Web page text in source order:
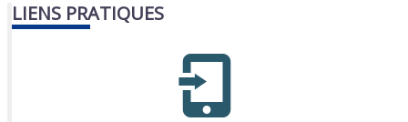
LIENS PRATIQUES